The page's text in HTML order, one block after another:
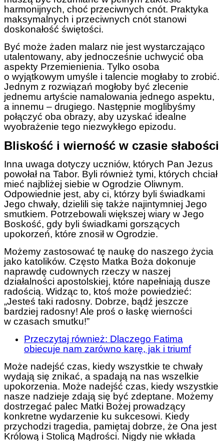
harmonijnych, choć przeciwnych cnót. Praktyka
maksymalnych i przeciwnych cnót stanowi
doskonałość świętości.
Być może żaden malarz nie jest wystarczająco
utalentowany, aby jednocześnie uchwycić oba
aspekty Przemienienia. Tylko osoba
o wyjątkowym umyśle i talencie mogłaby to zrobić.
Jednym z rozwiązań mogłoby być zlecenie
jednemu artyście namalowania jednego aspektu,
a innemu – drugiego. Następnie moglibyśmy
połączyć oba obrazy, aby uzyskać idealne
wyobrażenie tego niezwykłego epizodu.
Bliskość i wierność w czasie słabości
Inna uwaga dotyczy uczniów, których Pan Jezus
powołał na Tabor. Byli również tymi, których chciał
mieć najbliżej siebie w Ogrodzie Oliwnym.
Odpowiednie jest, aby ci, którzy byli świadkami
Jego chwały, dzielili się także najintymniej Jego
smutkiem. Potrzebowali większej wiary w Jego
Boskość, gdy byli świadkami gorszących
upokorzeń, które znosił w Ogrodzie.
Możemy zastosować tę naukę do naszego życia
jako katolików. Często Matka Boża dokonuje
naprawdę cudownych rzeczy w naszej
działalności apostolskiej, które napełniają dusze
radością. Widząc to, ktoś może powiedzieć:
„Jesteś taki radosny. Dobrze, bądź jeszcze
bardziej radosny! Ale proś o łaskę wierności
w czasach smutku!”
Przeczytaj również: Dlaczego Fatima
obiecuje nam zarówno karę, jak i triumf
Może nadejść czas, kiedy wszystkie te chwały
wydają się znikać, a spadają na nas wszelkie
upokorzenia. Może nadejść czas, kiedy wszystkie
nasze nadzieje zdają się być zdeptane. Możemy
dostrzegać palec Matki Bożej prowadzący
konkretne wydarzenie ku sukcesowi. Kiedy
przychodzi tragedia, pamiętaj dobrze, że Ona jest
Królową i Stolicą Mądrości. Nigdy nie wkłada